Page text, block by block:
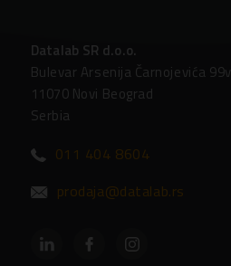
Datalab SR d.o.o.
Bulevar Arsenija Čarnojevića 99v
11070 Novi Beograd
Serbia
011 404 8604
prodaja@datalab.rs